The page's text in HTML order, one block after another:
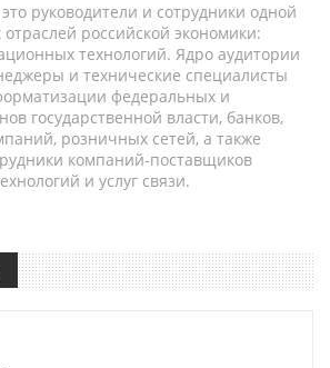
руководители и сотрудники одной
российской экономики:
технологий. Ядро аудитории
и технические специалисты
федеральных и
государственной власти, банков,
розничных сетей, а также
компаний-поставщиков
и услуг связи.